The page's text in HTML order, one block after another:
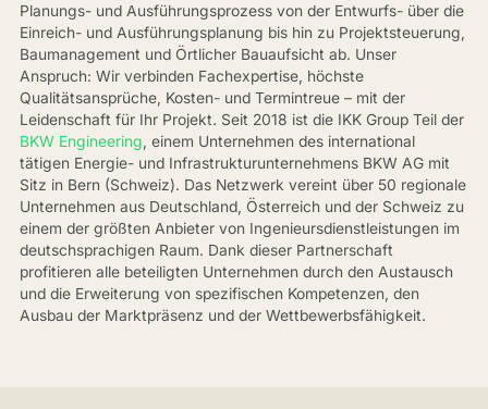
Planungs- und Ausführungsprozess von der Entwurfs- über die
Einreich- und Ausführungsplanung bis hin zu Projektsteuerung,
Baumanagement und Örtlicher Bauaufsicht ab. Unser
Anspruch: Wir verbinden Fachexpertise, höchste
Qualitätsansprüche, Kosten- und Termintreue – mit der
Leidenschaft für Ihr Projekt. Seit 2018 ist die IKK Group Teil der
BKW Engineering , einem Unternehmen des international
tätigen Energie- und Infrastrukturunternehmens BKW AG mit
Sitz in Bern (Schweiz). Das Netzwerk vereint über 50 regionale
Unternehmen aus Deutschland, Österreich und der Schweiz zu
einem der größten Anbieter von Ingenieursdienstleistungen im
deutschsprachigen Raum. Dank dieser Partnerschaft
profitieren alle beteiligten Unternehmen durch den Austausch
und die Erweiterung von spezifischen Kompetenzen, den
Ausbau der Marktpräsenz und der Wettbewerbsfähigkeit.